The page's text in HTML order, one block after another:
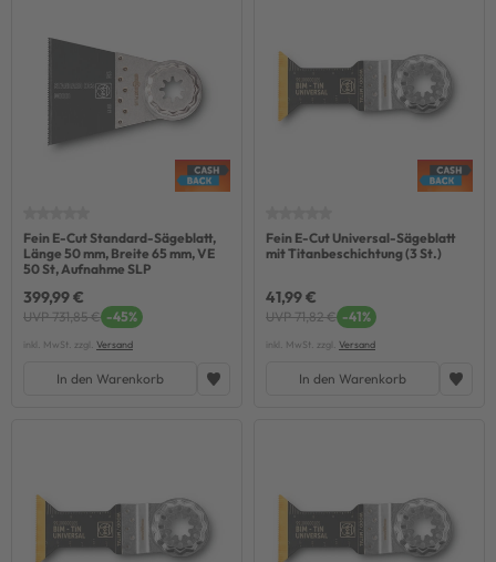
Fein E-Cut Standard-Sägeblatt,
Länge 50 mm, Breite 65 mm, VE
50 St, Aufnahme SLP
399,99 €
UVP 731,85 € -45%
inkl. MwSt. zzgl. Versand
In den Warenkorb
Fein E-Cut Universal-Sägeblatt
mit Titanbeschichtung (3 St.)
41,99 €
UVP 71,82 € -41%
inkl. MwSt. zzgl. Versand
In den Warenkorb